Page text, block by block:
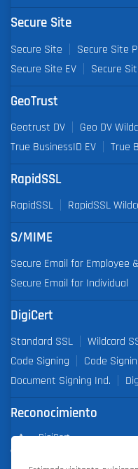
Secure Site
Secure Site Secure Site
Secure Site EV
Secure
GeoTrust
Geotrust DV Geo DV
True BusinessID EV
True
RapidSSL
RapidSSL RapidSSL
S/MIME
Secure Email for Employee
Secure Email for Individual
DigiCert
Standard SSL Wildcard
Code Signing
Code
Document Signing Ind.
Reconocimiento
DigiCert